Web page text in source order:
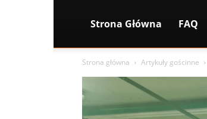
Strona Główna FAQ
Strona główna Artykuły gościnne